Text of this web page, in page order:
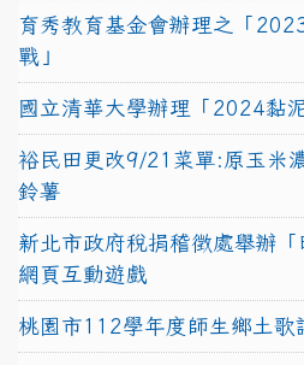
育秀教育基金會辦理之「
戰」
國立清華大學辦理「2024黏
裕民田更改9/21菜單:原玉米
鈴薯
新北市政府稅捐稽徵處舉辦「
網頁互動遊戲
桃園市112學年度師生鄉土歌